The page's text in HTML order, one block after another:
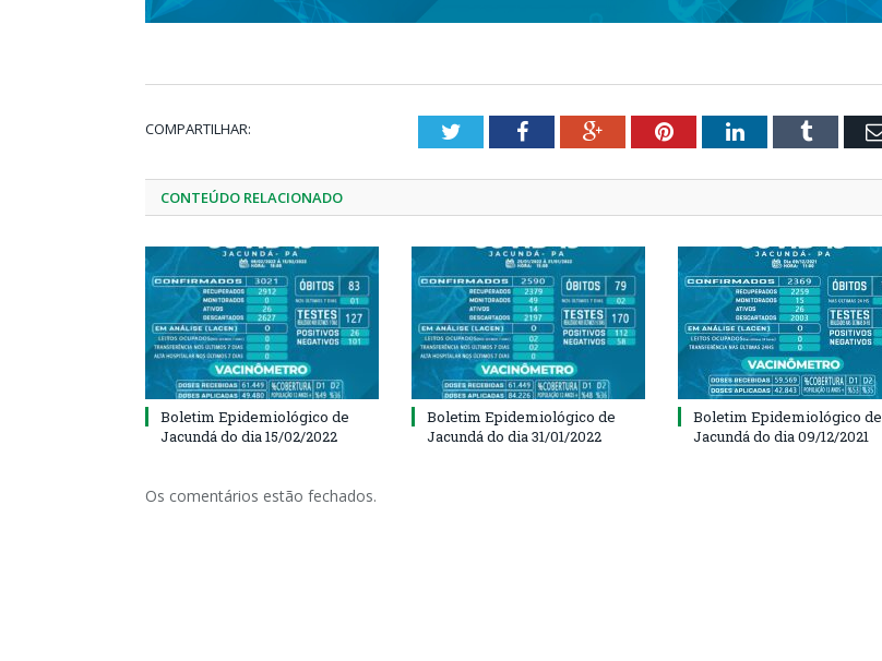
COMPARTILHAR: TwitterFacebookGoogle+PinterestLinkedInTumblr
CONTEÚDO RELACIONADO
Boletim Epidemiológico de
Jacundá do dia 15/02/2022
Boletim Epidemiológico de
Jacundá do dia 31/01/2022
Boletim Epidemiológico de
Jacundá do dia 09/12/2021
Os comentários estão fechados.